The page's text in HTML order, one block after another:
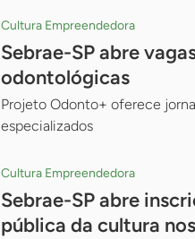
Cultura Empreendedora
Sebrae-SP abre
odontológicas
Projeto Odonto+ oferece
especializados
Cultura Empreendedora
Sebrae-SP abre
pública da cultura